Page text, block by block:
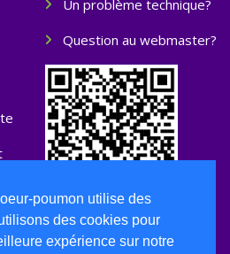
poumon utilise des
des cookies pour
expérience sur notre
Un problème technique?
Question au webmaster?